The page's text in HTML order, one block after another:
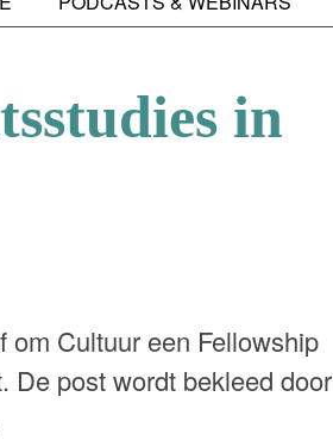
in
Cultuur een Fellowship
De post wordt bekleed door